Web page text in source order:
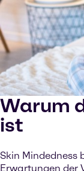
Warum
ist
Skin Mindedness
Erwartungen der